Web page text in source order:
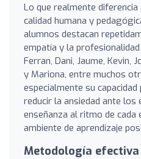
Lo que realmente
calidad humana y
alumnos destacan
empatía y la
Ferran, Dani, Jaume, Kevin,
y Mariona, entre muchos
especialmente su
reducir la ansiedad ante los
enseñanza al ritmo de cada
ambiente de aprendizaje
Metodología